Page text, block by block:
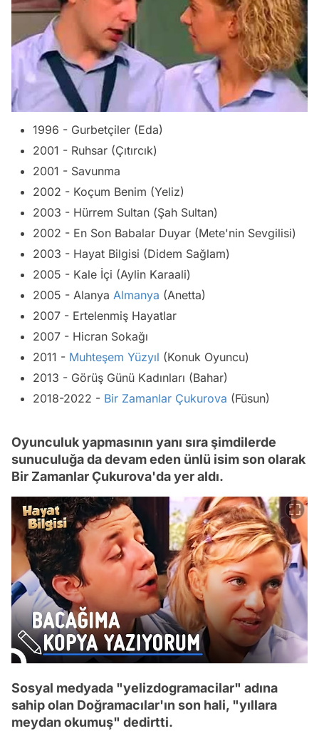
1996 - Gurbetçiler (Eda)
2001 - Ruhsar (Çıtırcık)
2001 - Savunma
2002 - Koçum Benim (Yeliz)
2003 - Hürrem Sultan (Şah Sultan)
2002 - En Son Babalar Duyar (Mete'nin Sevgilisi)
2003 - Hayat Bilgisi (Didem Sağlam)
2005 - Kale İçi (Aylin Karaali)
2005 - Alanya Almanya (Anetta)
2007 - Ertelenmiş Hayatlar
2007 - Hicran Sokağı
2011 - Muhteşem Yüzyıl (Konuk Oyuncu)
2013 - Görüş Günü Kadınları (Bahar)
2018-2022 - Bir Zamanlar Çukurova (Füsun)
Oyunculuk yapmasının yanı sıra şimdilerde
sunuculuğa da devam eden ünlü isim son olarak
Bir Zamanlar Çukurova'da yer aldı.
Sosyal medyada "yelizdogramacilar" adına
sahip olan Doğramacılar'ın son hali, "yıllara
meydan okumuş" dedirtti.